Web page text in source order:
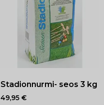
Stadionnurmi- seos 3 kg
49,95 €